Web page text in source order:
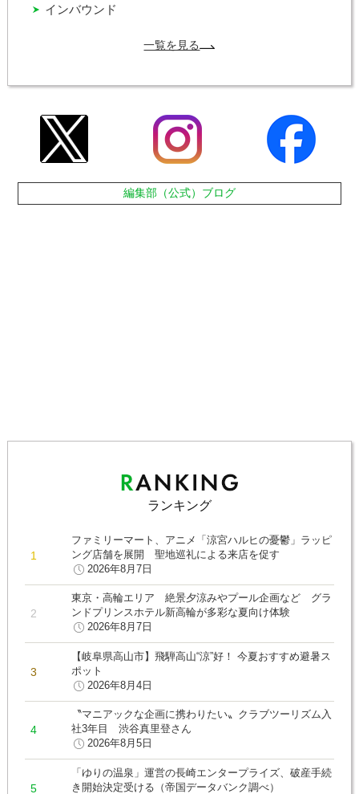
インバウンド
一覧を見る
編集部（公式）ブログ
ランキング
ファミリーマート、アニメ「涼宮ハルヒの憂鬱」ラッピ
ング店舗を展開 聖地巡礼による来店を促す
2026年8月7日
東京・高輪エリア 絶景夕涼みやプール企画など グラ
ンドプリンスホテル新高輪が多彩な夏向け体験
2026年8月7日
【岐阜県高山市】飛騨高山“涼”好！ 今夏おすすめ避暑ス
ポット
2026年8月4日
〝マニアックな企画に携わりたい〟クラブツーリズム入
社3年目 渋谷真里登さん
2026年8月5日
「ゆりの温泉」運営の長崎エンタープライズ、破産手続
き開始決定受ける（帝国データバンク調べ）